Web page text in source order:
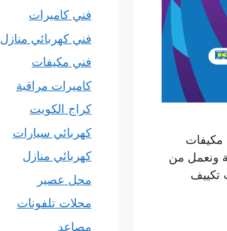
مكيفات
ونعمل من
تكييف
فني كاميرات
فني كهربائي منازل
فني مكيفات
كاميرات مراقبة
كراج الكويت
كهربائي سيارات
كهربائي منازل
محل عصير
محلات تلفونات
مصاعد